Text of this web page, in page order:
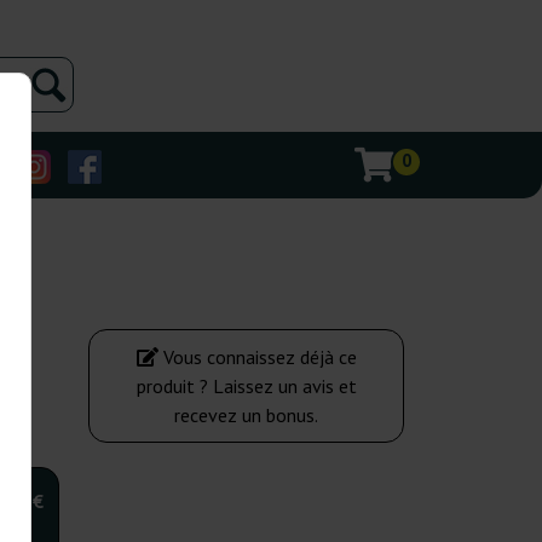
0
€
Vous connaissez déjà ce
produit ? Laissez un avis et
recevez un bonus.